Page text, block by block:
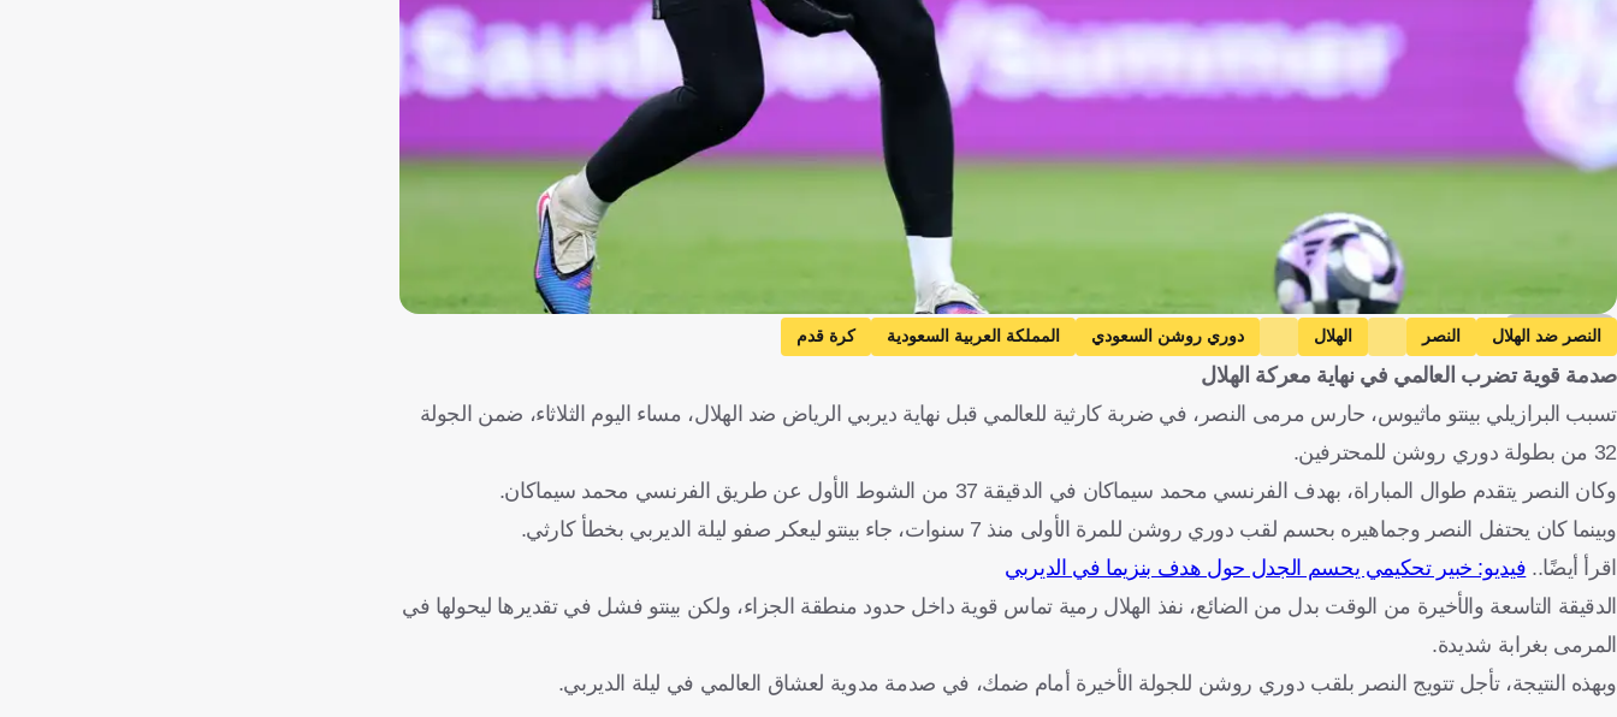
Getty Images
النصر ضد الهلال النصر الهلال دوري روشن السعودي المملكة العربية السعودية كرة قدم
صدمة قوية تضرب العالمي في نهاية معركة الهلال
تسبب البرازيلي بينتو ماثيوس، حارس مرمى النصر، في ضربة كارثية للعالمي قبل نهاية ديربي الرياض ضد الهلال، مساء اليوم الثلاثاء، ضمن الجولة
32 من بطولة دوري روشن للمحترفين.
وكان النصر يتقدم طوال المباراة، بهدف الفرنسي محمد سيماكان في الدقيقة 37 من الشوط الأول عن طريق الفرنسي محمد سيماكان.
وبينما كان يحتفل النصر وجماهيره بحسم لقب دوري روشن للمرة الأولى منذ 7 سنوات، جاء بينتو ليعكر صفو ليلة الديربي بخطأ كارثي.
اقرأ أيضًا.. فيديو: خبير تحكيمي يحسم الجدل حول هدف بنزيما في الديربي
الدقيقة التاسعة والأخيرة من الوقت بدل من الضائع، نفذ الهلال رمية تماس قوية داخل حدود منطقة الجزاء، ولكن بينتو فشل في تقديرها ليحولها في
المرمى بغرابة شديدة.
وبهذه النتيجة، تأجل تتويج النصر بلقب دوري روشن للجولة الأخيرة أمام ضمك، في صدمة مدوية لعشاق العالمي في ليلة الديربي.